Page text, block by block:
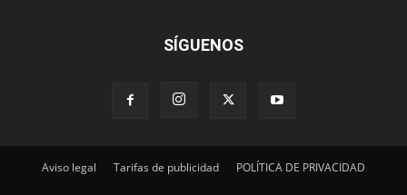
SÍGUENOS
Aviso legal Tarifas de publicidad POLÍTICA DE PRIVACIDAD